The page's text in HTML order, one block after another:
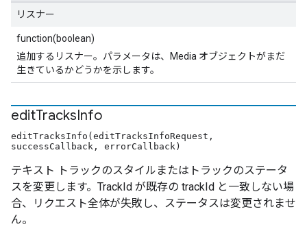
リスナー
function(boolean)
追加するリスナー。パラメータは、Media オブジェクトがまだ
生きているかどうかを示します。
editTracksInfo
editTracksInfo(editTracksInfoRequest,
successCallback, errorCallback)
テキスト トラックのスタイルまたはトラックのステータ
スを変更します。TrackId が既存の trackId と一致しない場
合、リクエスト全体が失敗し、ステータスは変更されませ
ん。